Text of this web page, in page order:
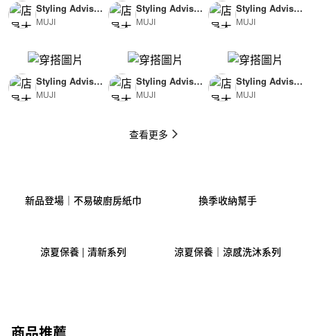
查看更多
Styling Advisor
( For Woman )
MUJI
Styling Advisor
( For Man )
MUJI
Styling Advisor
( For Man )
MUJI
Styling Advisor
( For Man )
MUJI
Styling Advisor
( For Woman )
MUJI
Styling Advisor
( For Man )
MUJI
新品登場｜不易破廚房紙巾 換季收納幫手
涼夏保養 | 清新系列 涼夏保養｜涼感洗沐系列